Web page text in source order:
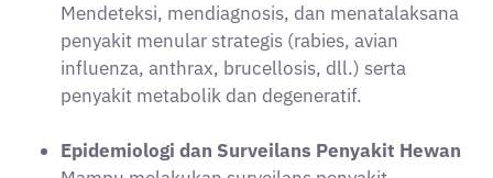
Mendeteksi, mendiagnosis, dan menatalaksana
penyakit menular strategis (rabies, avian
influenza, anthrax, brucellosis, dll.) serta
penyakit metabolik dan degeneratif.
Epidemiologi dan Surveilans Penyakit Hewan